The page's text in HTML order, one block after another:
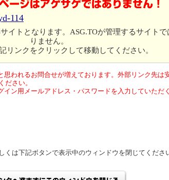
114
イトとなります。ASG.TOが管理するサイトで
りません。
リンクをクリックして移動してください。
われるお問合せが増えております。外部リンク先は
ださい。
ン用メールアドレス・パスワードを入力していただ
くは下記ボタンで表示中のウィンドウを閉じてくださ